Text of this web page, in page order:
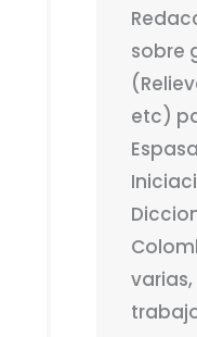
sobre
etc)
varias,